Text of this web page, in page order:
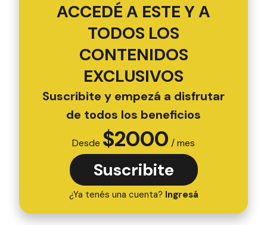
ACCEDÉ A ESTE Y A
TODOS LOS
CONTENIDOS
EXCLUSIVOS
Suscribite y empezá a disfrutar
de todos los beneficios
Desde $2000 / mes
Suscribite
¿Ya tenés una cuenta? Ingresá